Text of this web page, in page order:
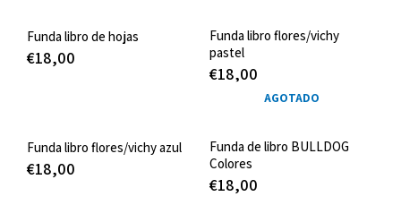
Funda libro de hojas
€18,00
Funda libro flores/vichy
pastel
€18,00
Funda libro flores/vichy azul
€18,00
AGOTADO
Funda de libro BULLDOG
Colores
€18,00